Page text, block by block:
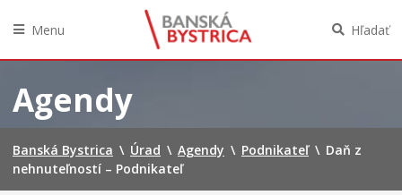
obsah
Menu Hľadať
Agendy
Banská Bystrica \ Úrad \ Agendy \ Podnikateľ \ Daň z
nehnuteľností – Podnikateľ